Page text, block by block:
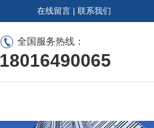
在线留言 | 联系我们
全国服务热线：
18016490065